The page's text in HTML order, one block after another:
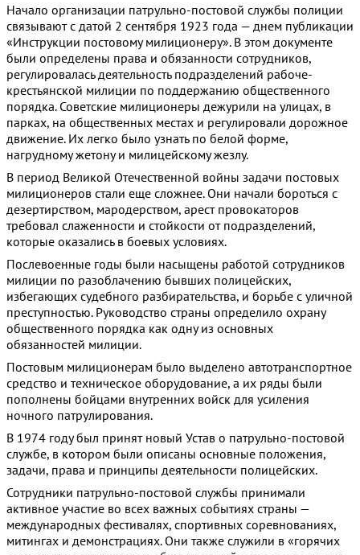
Начало организации патрульно-постовой службы полиции
связывают с датой 2 сентября 1923 года — днем публикации
«Инструкции постовому милиционеру». В этом документе
были определены права и обязанности сотрудников,
регулировалась деятельность подразделений рабоче-
крестьянской милиции по поддержанию общественного
порядка. Советские милиционеры дежурили на улицах, в
парках, на общественных местах и регулировали дорожное
движение. Их легко было узнать по белой форме,
нагрудному жетону и милицейскому жезлу.
В период Великой Отечественной войны задачи постовых
милиционеров стали еще сложнее. Они начали бороться с
дезертирством, мародерством, арест провокаторов
требовал слаженности и стойкости от подразделений,
которые оказались в боевых условиях.
Послевоенные годы были насыщены работой сотрудников
милиции по разоблачению бывших полицейских,
избегающих судебного разбирательства, и борьбе с уличной
преступностью. Руководство страны определило охрану
общественного порядка как одну из основных
обязанностей милиции.
Постовым милиционерам было выделено автотранспортное
средство и техническое оборудование, а их ряды были
пополнены бойцами внутренних войск для усиления
ночного патрулирования.
В 1974 году был принят новый Устав о патрульно-постовой
службе, в котором были описаны основные положения,
задачи, права и принципы деятельности полицейских.
Сотрудники патрульно-постовой службы принимали
активное участие во всех важных событиях страны —
международных фестивалях, спортивных соревнованиях,
митингах и демонстрациях. Они также служили в «горячих